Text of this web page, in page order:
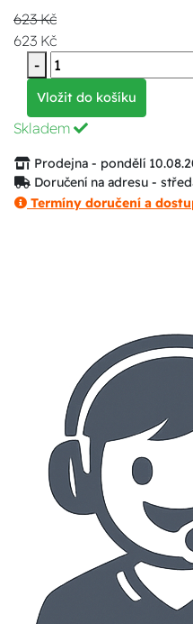
623 Kč
623 Kč
-
Vložit do košíku
Skladem
Prodejna - pondělí
Doručení na adresu -
Termíny doručení a